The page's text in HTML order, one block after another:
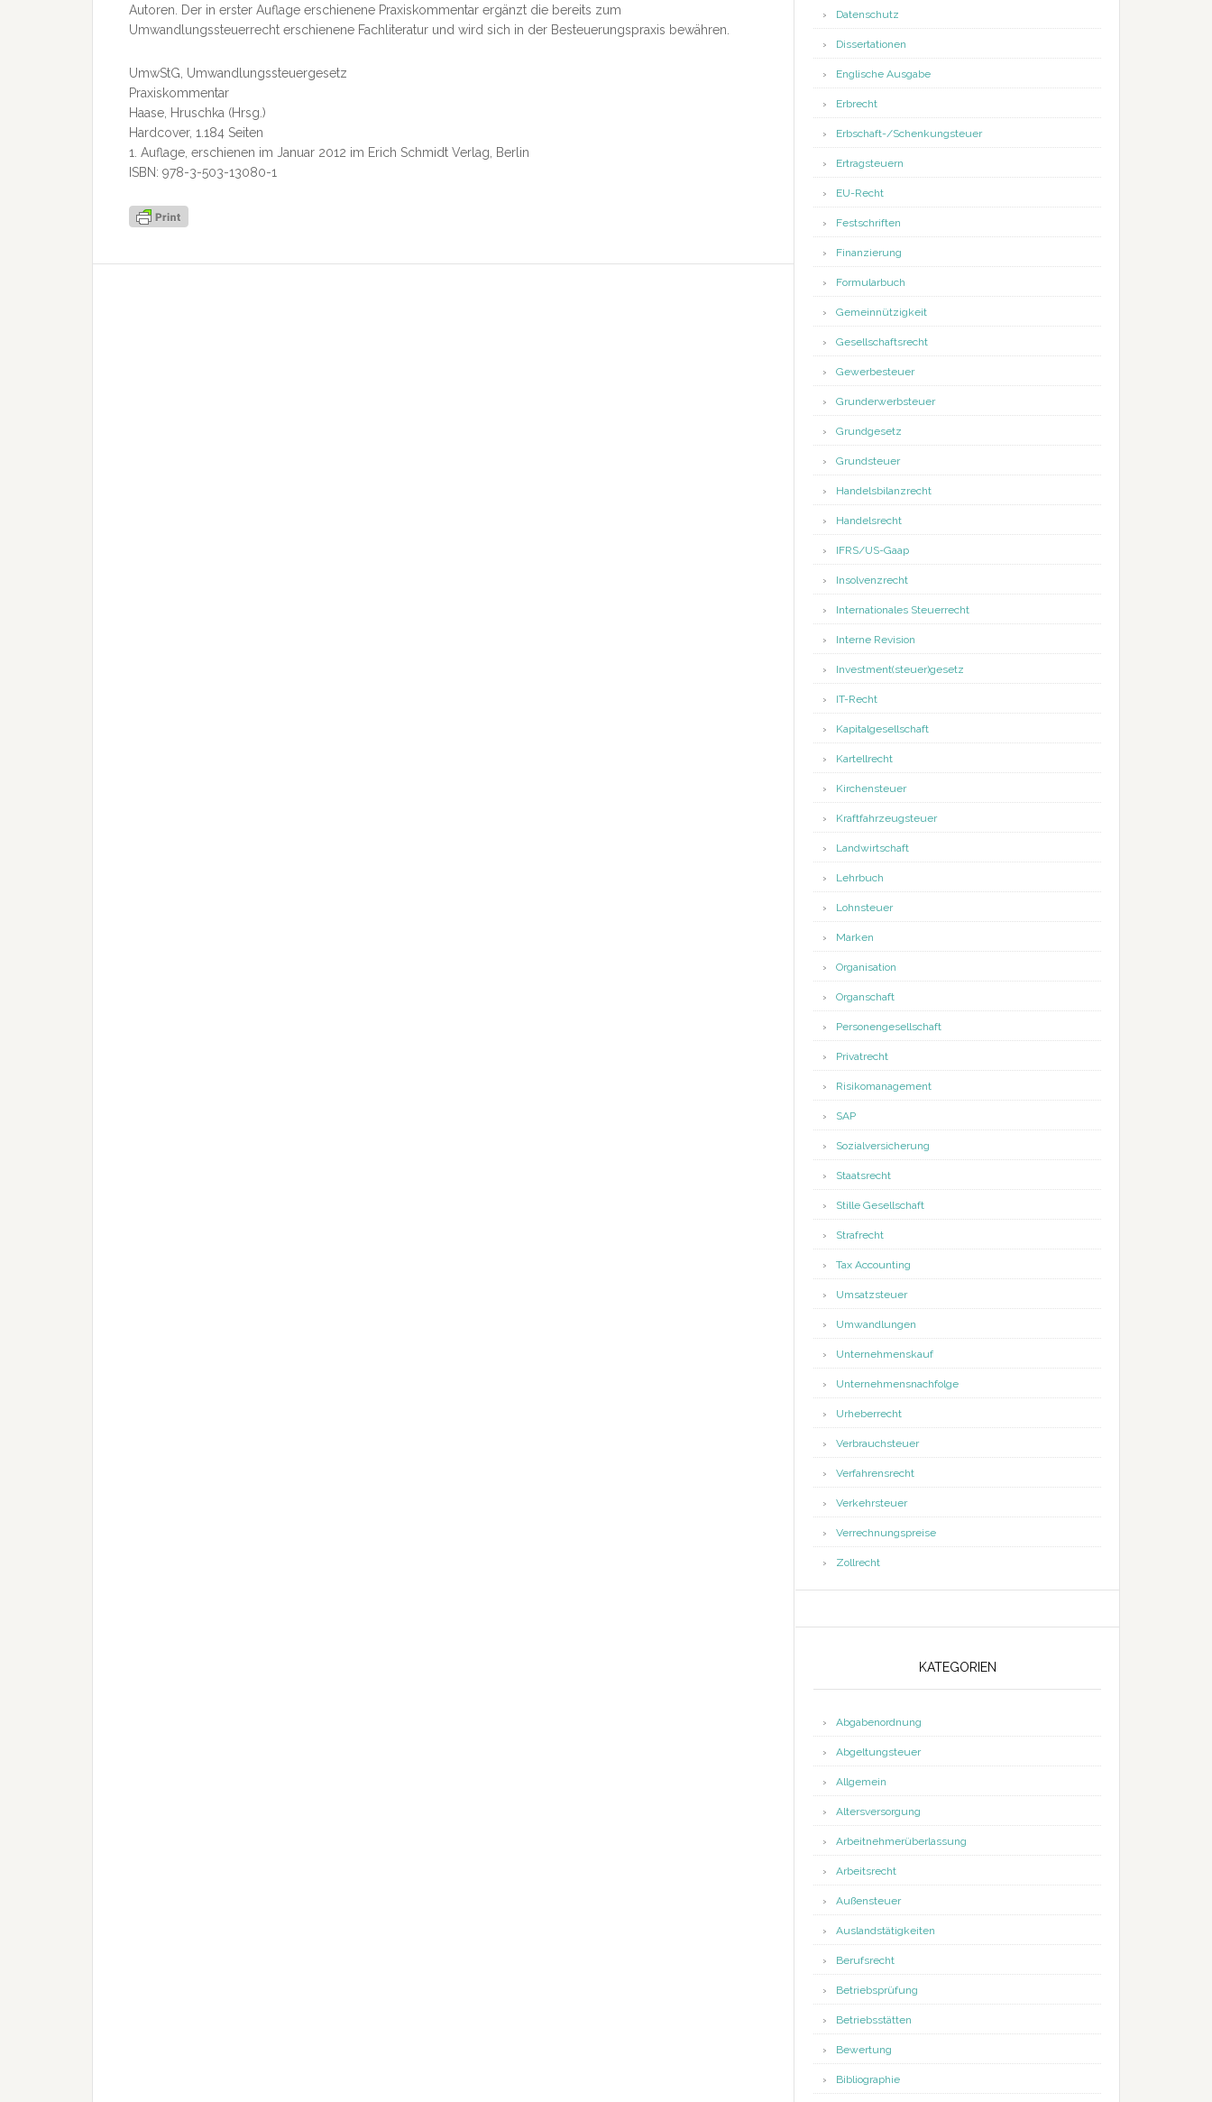
Autoren. Der in erster Auflage erschienene Praxiskommentar ergänzt die bereits zum
Umwandlungssteuerrecht erschienene Fachliteratur und wird sich in der Besteuerungspraxis bewähren.
UmwStG, Umwandlungssteuergesetz
Praxiskommentar
Haase, Hruschka (Hrsg.)
Hardcover, 1.184 Seiten
1. Auflage, erschienen im Januar 2012 im Erich Schmidt Verlag, Berlin
ISBN: 978-3-503-13080-1
Datenschutz
Dissertationen
Englische Ausgabe
Erbrecht
Erbschaft-/Schenkungsteuer
Ertragsteuern
EU-Recht
Festschriften
Finanzierung
Formularbuch
Gemeinnützigkeit
Gesellschaftsrecht
Gewerbesteuer
Grunderwerbsteuer
Grundgesetz
Grundsteuer
Handelsbilanzrecht
Handelsrecht
IFRS/US-Gaap
Insolvenzrecht
Internationales Steuerrecht
Interne Revision
Investment(steuer)gesetz
IT-Recht
Kapitalgesellschaft
Kartellrecht
Kirchensteuer
Kraftfahrzeugsteuer
Landwirtschaft
Lehrbuch
Lohnsteuer
Marken
Organisation
Organschaft
Personengesellschaft
Privatrecht
Risikomanagement
SAP
Sozialversicherung
Staatsrecht
Stille Gesellschaft
Strafrecht
Tax Accounting
Umsatzsteuer
Umwandlungen
Unternehmenskauf
Unternehmensnachfolge
Urheberrecht
Verbrauchsteuer
Verfahrensrecht
Verkehrsteuer
Verrechnungspreise
Zollrecht
KATEGORIEN
Abgabenordnung
Abgeltungsteuer
Allgemein
Altersversorgung
Arbeitnehmerüberlassung
Arbeitsrecht
Außensteuer
Auslandstätigkeiten
Berufsrecht
Betriebsprüfung
Betriebsstätten
Bewertung
Bibliographie